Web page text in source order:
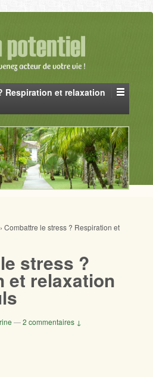
Respiration et relaxation
› Combattre le stress ? Respiration et
stress ?
et relaxation
—2 commentaires ↓